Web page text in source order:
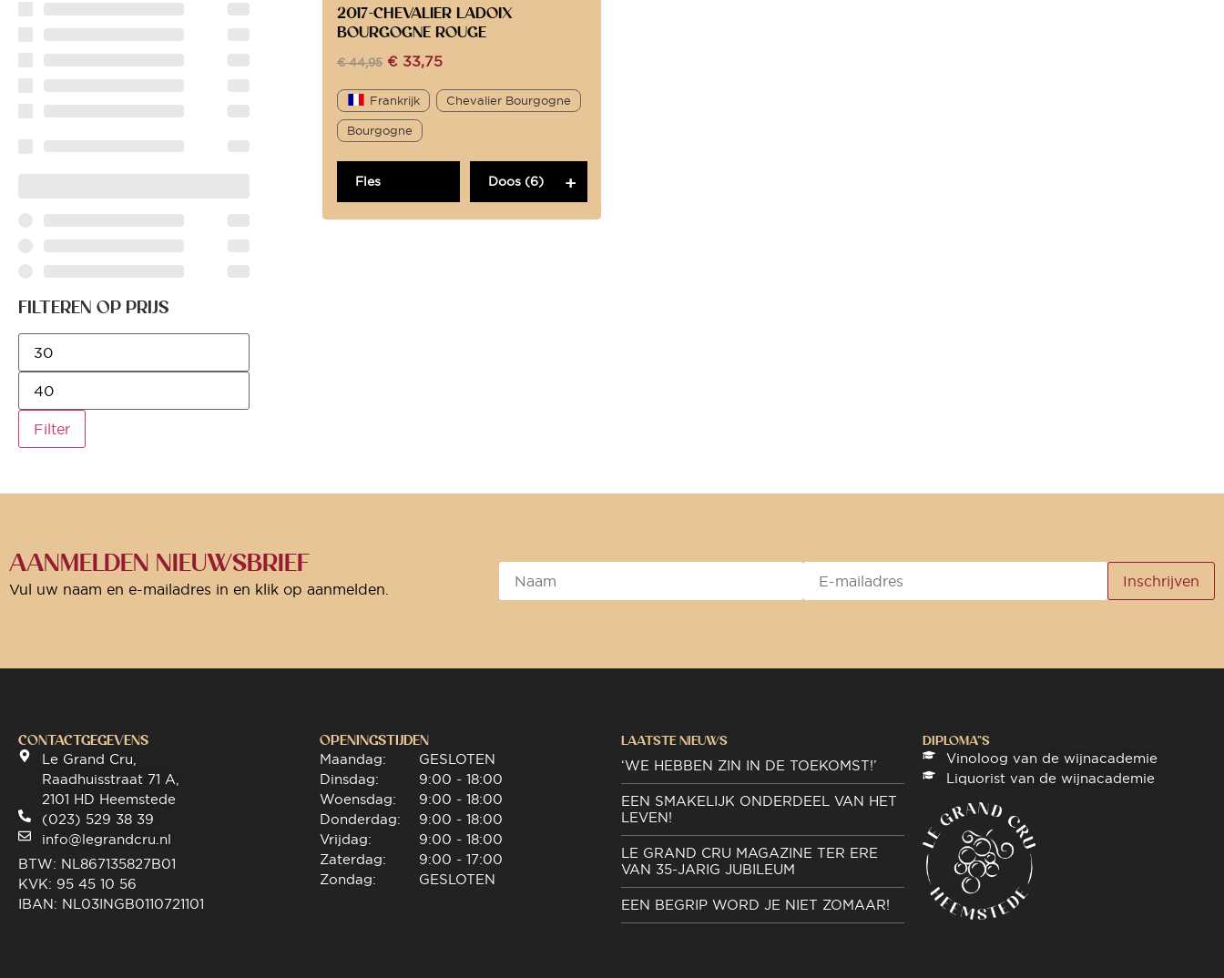
FILTEREN OP PRIJS
Filter
2017-CHEVALIER LADOIX
BOURGOGNE ROUGE
€44,95 €33,75
Frankrijk Chevalier Bourgogne
Bourgogne
Fles Doos (6)
AANMELDEN NIEUWSBRIEF
Vul uw naam en e-mailadres in en klik op aanmelden.
CONTACTGEGEVENS
Le Grand Cru,
Raadhuisstraat 71 A,
2101 HD Heemstede
(023) 529 38 39
info@legrandcru.nl
BTW: NL867135827B01
KVK: 95 45 10 56
IBAN: NL03INGB0110721101
OPENINGSTIJDEN
Maandag:
Dinsdag:
Woensdag:
Donderdag:
Vrijdag:
Zaterdag:
Zondag:
GESLOTEN
9:00 - 18:00
9:00 - 18:00
9:00 - 18:00
9:00 - 18:00
9:00 - 17:00
GESLOTEN
LAATSTE NIEUWS
‘WE HEBBEN ZIN IN DE TOEKOMST!’
EEN SMAKELIJK ONDERDEEL VAN HET
LEVEN!
LE GRAND CRU MAGAZINE TER ERE
VAN 35-JARIG JUBILEUM
EEN BEGRIP WORD JE NIET ZOMAAR!
DIPLOMA"S
Vinoloog van de wijnacademie
Liquorist van de wijnacademie